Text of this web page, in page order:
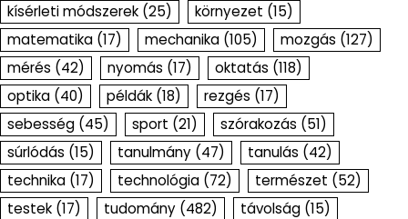
kísérleti módszerek (25) környezet (15)
matematika (17) mechanika (105) mozgás (127)
mérés (42) nyomás (17) oktatás (118)
optika (40) példák (18) rezgés (17)
sebesség (45) sport (21) szórakozás (51)
súrlódás (15) tanulmány (47) tanulás (42)
technika (17) technológia (72) természet (52)
testek (17) tudomány (482) távolság (15)